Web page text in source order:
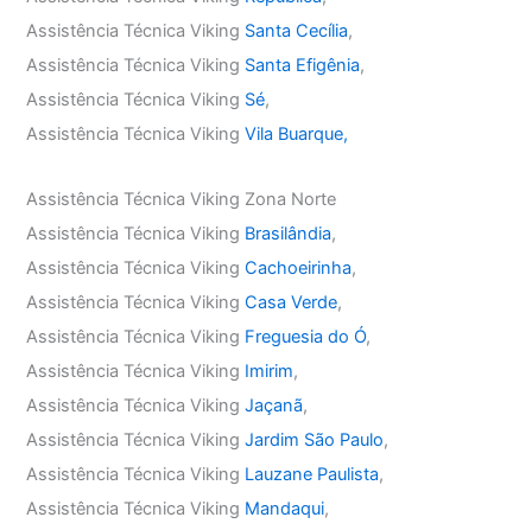
Assistência Técnica Viking Santa Cecília,
Assistência Técnica Viking Santa Efigênia,
Assistência Técnica Viking Sé,
Assistência Técnica VikingVila Buarque,
Assistência Técnica Viking Zona Norte
Assistência Técnica Viking Brasilândia,
Assistência Técnica VikingCachoeirinha,
Assistência Técnica VikingCasa Verde,
Assistência Técnica Viking Freguesia do Ó,
Assistência Técnica Viking Imirim,
Assistência Técnica VikingJaçanã,
Assistência Técnica VikingJardim São Paulo,
Assistência Técnica Viking Lauzane Paulista,
Assistência Técnica Viking Mandaqui,